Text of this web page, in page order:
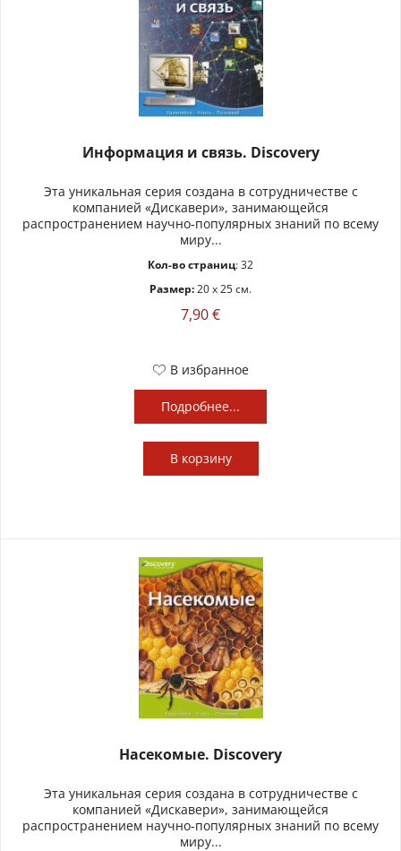
Информация и связь. Discovery
Эта уникальная серия создана в сотрудничестве с
компанией «Дискавери», занимающейся
распространением научно-популярных знаний по всему
миру...
Кол-во страниц: 32
Размер:20 x 25 см.
7,90 €
В избранное
Подробнее...
В корзину
Насекомые. Discovery
Эта уникальная серия создана в сотрудничестве с
компанией «Дискавери», занимающейся
распространением научно-популярных знаний по всему
миру...